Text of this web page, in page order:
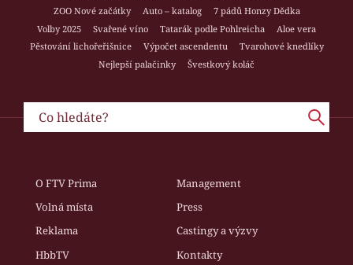
ZOO Nové začátky
Auto – katalog
7 pádů Honzy Dědka
Volby 2025
Svařené víno Tatarák podle Pohlreicha
Aloe vera
Pěstování lichořeřišnice
Výpočet ascendentu
Tvarohové knedlíky
Nejlepší palačinky
Švestkový koláč
O FTV Prima
Management
Volná místa
Press
Reklama
Castingy a výzvy
HbbTV
Kontakty